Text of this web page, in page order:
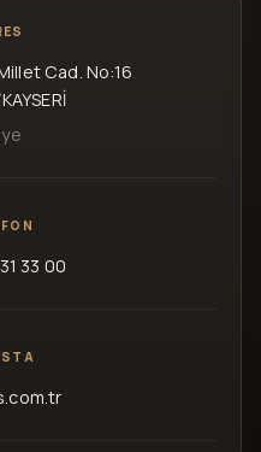
Cad. No:16
33 00